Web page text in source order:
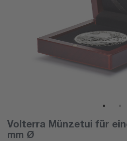
Volterra Münzetui für
mm Ø